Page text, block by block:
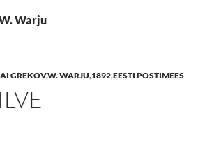
Warju
GREKOV,W. WARJU,1892,EESTI POSTIMEES